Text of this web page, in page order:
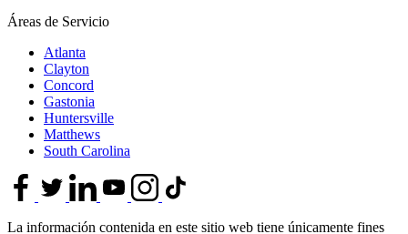
Áreas de Servicio
Atlanta
Clayton
Concord
Gastonia
Huntersville
Matthews
South Carolina
La información contenida en este sitio web tiene únicamente fines